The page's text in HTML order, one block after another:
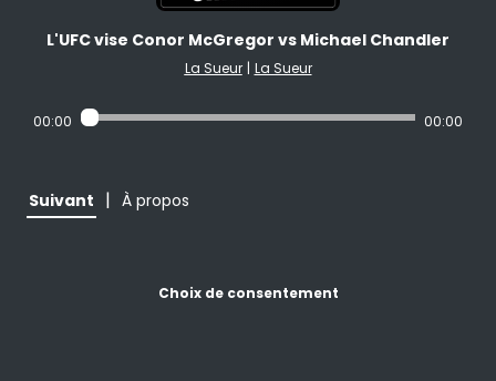
L'UFC vise Conor McGregor vs Michael Chandler
La Sueur | La Sueur
00:00 00:00
Suivant | À propos
Choix de consentement